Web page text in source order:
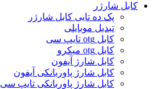
کابل شارژر
پک ده تایی کابل شارژر
تبدیل موبایلی
کابل otg تایپ سی
کابل otg میکرو
کابل شارژ آیفون
کابل شارژ پاوربانکی آیفون
کابل شارژ پاوربانکی تایپ سی